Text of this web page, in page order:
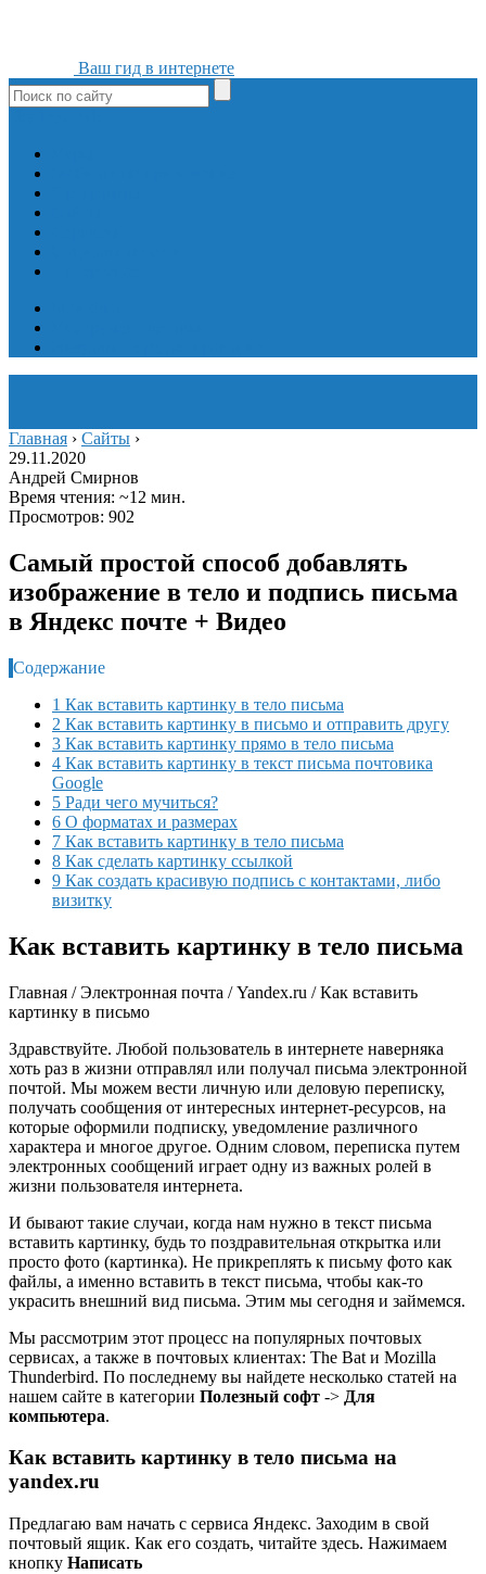
Ваш гид в интернете
Главная › Сайты ›
29.11.2020
Андрей Смирнов
Время чтения: ~12 мин.
Просмотров: 902
Самый простой способ добавлять
изображение в тело и подпись письма
в Яндекс почте + Видео
Содержание
1 Как вставить картинку в тело письма
2 Как вставить картинку в письмо и отправить другу
3 Как вставить картинку прямо в тело письма
4 Как вставить картинку в текст письма почтовика
Google
5 Ради чего мучиться?
6 О форматах и размерах
7 Как вставить картинку в тело письма
8 Как сделать картинку ссылкой
9 Как создать красивую подпись с контактами, либо
визитку
Как вставить картинку в тело письма
Главная / Электронная почта / Yandex.ru /Как вставить
картинку в письмо
Здравствуйте. Любой пользователь в интернете наверняка
хоть раз в жизни отправлял или получал письма электронной
почтой. Мы можем вести личную или деловую переписку,
получать сообщения от интересных интернет-ресурсов, на
которые оформили подписку, уведомление различного
характера и многое другое. Одним словом, переписка путем
электронных сообщений играет одну из важных ролей в
жизни пользователя интернета.
И бывают такие случаи, когда нам нужно в текст письма
вставить картинку, будь то поздравительная открытка или
просто фото (картинка). Не прикреплять к письму фото как
файлы, а именно вставить в текст письма, чтобы как-то
украсить внешний вид письма. Этим мы сегодня и займемся.
Мы рассмотрим этот процесс на популярных почтовых
сервисах, а также в почтовых клиентах: The Bat и Mozilla
Thunderbird. По последнему вы найдете несколько статей на
нашем сайте в категории Полезный софт -> Для
компьютера.
Как вставить картинку в тело письма на
yandex.ru
Предлагаю вам начать с сервиса Яндекс. Заходим в свой
почтовый ящик. Как его создать, читайте здесь. Нажимаем
кнопку Написать